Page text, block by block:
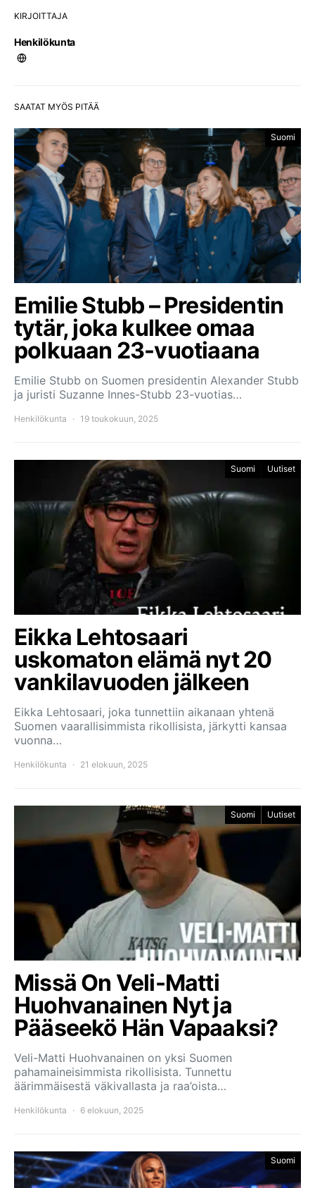
KIRJOITTAJA
Henkilökunta
SAATAT MYÖS PITÄÄ
Suomi
Emilie Stubb – Presidentin
tytär, joka kulkee omaa
polkuaan 23-vuotiaana
Emilie Stubb on Suomen presidentin Alexander Stubb
ja juristi Suzanne Innes-Stubb 23-vuotias…
Henkilökunta 19 toukokuun, 2025
Suomi Uutiset
Eikka Lehtosaari
uskomaton elämä nyt 20
vankilavuoden jälkeen
Eikka Lehtosaari, joka tunnettiin aikanaan yhtenä
Suomen vaarallisimmista rikollisista, järkytti kansaa
vuonna…
Henkilökunta 21 elokuun, 2025
Suomi Uutiset
Missä On Veli-Matti
Huohvanainen Nyt ja
Pääseekö Hän Vapaaksi?
Veli-Matti Huohvanainen on yksi Suomen
pahamaineisimmista rikollisista. Tunnettu
äärimmäisestä väkivallasta ja raa’oista…
Henkilökunta 6 elokuun, 2025
Suomi